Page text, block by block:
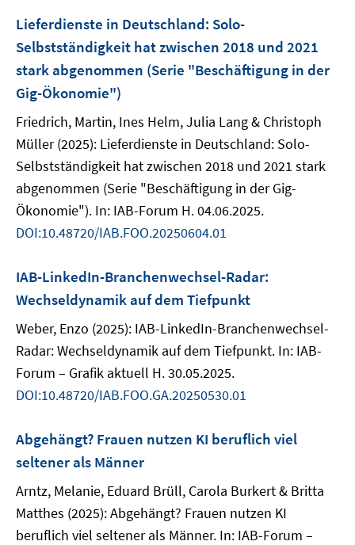
Lieferdienste in Deutschland: Solo-
Selbstständigkeit hat zwischen 2018 und 2021
stark abgenommen (Serie "Beschäftigung in der
Gig-Ökonomie")
Friedrich, Martin, Ines Helm, Julia Lang & Christoph
Müller (2025): Lieferdienste in Deutschland: Solo-
Selbstständigkeit hat zwischen 2018 und 2021 stark
abgenommen (Serie "Beschäftigung in der Gig-
Ökonomie"). In: IAB-Forum H. 04.06.2025.
DOI:10.48720/IAB.FOO.20250604.01
IAB-LinkedIn-Branchenwechsel-Radar:
Wechseldynamik auf dem Tiefpunkt
Weber, Enzo (2025): IAB-LinkedIn-Branchenwechsel-
Radar: Wechseldynamik auf dem Tiefpunkt. In: IAB-
Forum – Grafik aktuell H. 30.05.2025.
DOI:10.48720/IAB.FOO.GA.20250530.01
Abgehängt? Frauen nutzen KI beruflich viel
seltener als Männer
Arntz, Melanie, Eduard Brüll, Carola Burkert & Britta
Matthes (2025): Abgehängt? Frauen nutzen KI
beruflich viel seltener als Männer. In: IAB-Forum –